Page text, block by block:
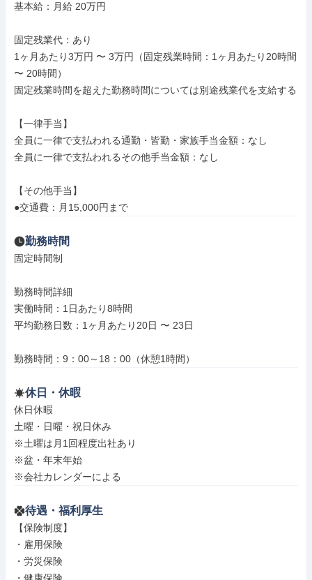
基本給：月給 20万円
固定残業代：あり
1ヶ月あたり3万円 〜 3万円（固定残業時間：1ヶ月あたり20時間
〜 20時間）
固定残業時間を超えた勤務時間については別途残業代を支給する
【一律手当】
全員に一律で支払われる通勤・皆勤・家族手当金額：なし
全員に一律で支払われるその他手当金額：なし
【その他手当】
●交通費：月15,000円まで
勤務時間
固定時間制
勤務時間詳細
実働時間：1日あたり8時間
平均勤務日数：1ヶ月あたり20日 〜 23日
勤務時間：9：00～18：00（休憩1時間）
休日・休暇
休日休暇
土曜・日曜・祝日休み
※土曜は月1回程度出社あり
※盆・年末年始
※会社カレンダーによる
待遇・福利厚生
【保険制度】
・雇用保険
・労災保険